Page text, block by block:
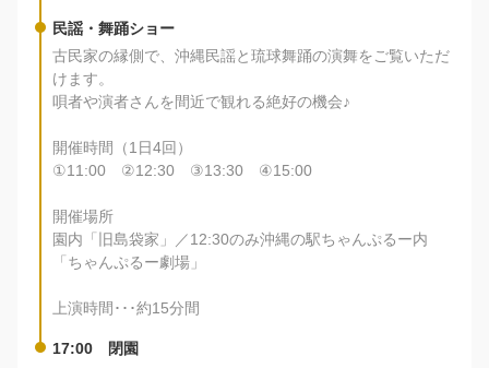
民謡・舞踊ショー
古民家の縁側で、沖縄民謡と琉球舞踊の演舞をご覧いただ
けます。
唄者や演者さんを間近で観れる絶好の機会♪
開催時間（1日4回）
①11:00 ②12:30 ③13:30 ④15:00
開催場所
園内「旧島袋家」／12:30のみ沖縄の駅ちゃんぷるー内
「ちゃんぷるー劇場」
上演時間･･･約15分間
17:00 閉園